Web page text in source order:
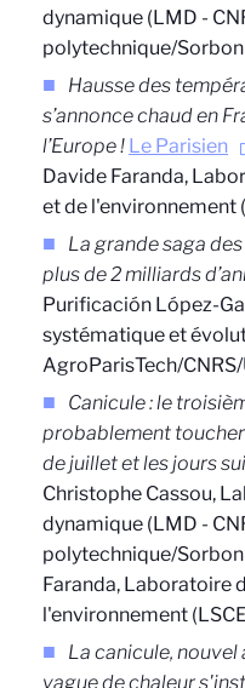
dynamique (LMD -
polytechnique/
Hausse des
s’annonce chaud en
l’Europe ! Le Parisien
Davide Faranda,
et de l'environnement
La grande saga
plus de 2 milliards
Purificación López-
systématique et
AgroParisTech/
Canicule : le
probablement
de juillet et les jours
Christophe Cassou,
dynamique (LMD -
polytechnique/
Faranda, Laboratoire
l'environnement
La canicule, nouvel
vague de chaleur s'